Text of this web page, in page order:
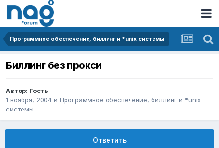
Программное обеспечение, биллинг и *unix системы
Биллинг без прокси
Автор: Гость
1 ноября, 2004 в Программное обеспечение, биллинг и *unix
системы
Ответить